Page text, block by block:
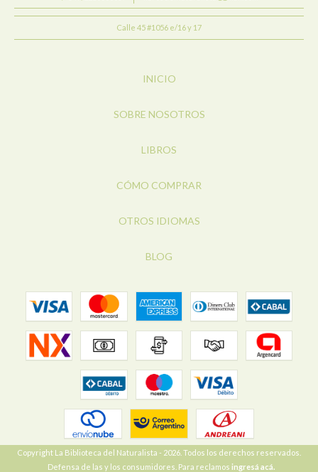
Calle 45 #1056 e/16 y 17
INICIO
SOBRE NOSOTROS
LIBROS
CÓMO COMPRAR
OTROS IDIOMAS
BLOG
Copyright La Biblioteca del Naturalista - 2026. Todos los derechos reservados.
Defensa de las y los consumidores. Para reclamos ingresá acá.